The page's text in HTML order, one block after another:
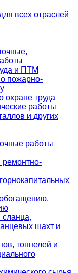
всех отраслей
и ПТМ
пожарно-
охране труда
работы
и других
работы
шахт и
тоннелей и